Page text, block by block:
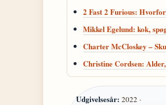
2 Fast 2 Furious:
Mikkel Egelund: kok,
Charter McCloskey –
Christine Cordsen:
Udgivelsesår: 2022 ·